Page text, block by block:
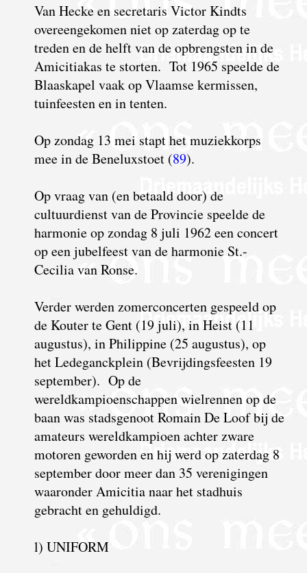
Van Hecke en secretaris Victor Kindts
overeengekomen niet op zaterdag op te
treden en de helft van de opbrengsten in de
Amicitiakas te storten. Tot 1965 speelde de
Blaaskapel vaak op Vlaamse kermissen,
tuinfeesten en in tenten.
Op zondag 13 mei stapt het muziekkorps
mee in de Beneluxstoet (89).
Op vraag van (en betaald door) de
cultuurdienst van de Provincie speelde de
harmonie op zondag 8 juli 1962 een concert
op een jubelfeest van de harmonie St.-
Cecilia van Ronse.
Verder werden zomerconcerten gespeeld op
de Kouter te Gent (19 juli), in Heist (11
augustus), in Philippine (25 augustus), op
het Ledeganckplein (Bevrijdingsfeesten 19
september). Op de
wereldkampioenschappen wielrennen op de
baan was stadsgenoot Romain De Loof bij de
amateurs wereldkampioen achter zware
motoren geworden en hij werd op zaterdag 8
september door meer dan 35 verenigingen
waaronder Amicitia naar het stadhuis
gebracht en gehuldigd.
l) UNIFORM